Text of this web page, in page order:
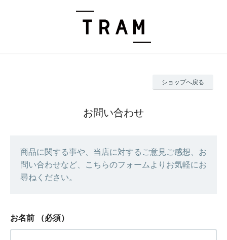
ショップへ戻る
お問い合わせ
商品に関する事や、当店に対するご意見ご感想、お
問い合わせなど、こちらのフォームよりお気軽にお
尋ねください。
お名前 （必須）